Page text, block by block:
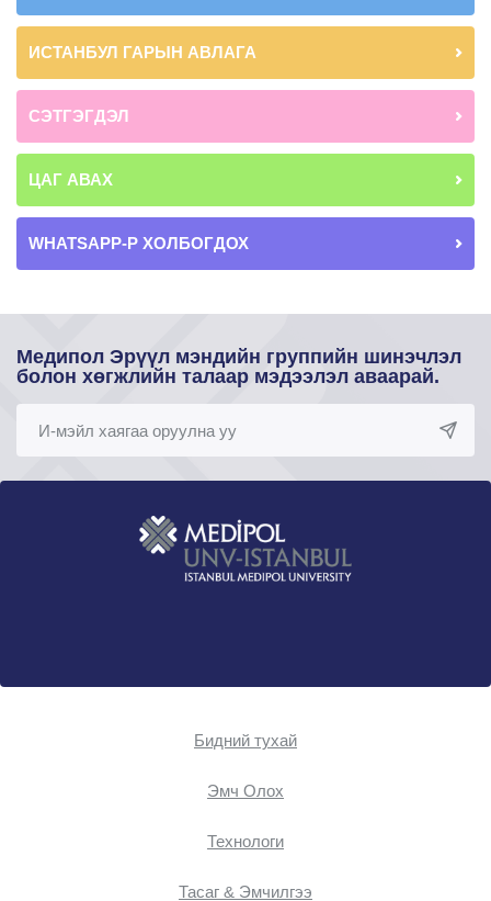
ИСТАНБУЛ ГАРЫН АВЛАГА
СЭТГЭГДЭЛ
ЦАГ АВАХ
WHATSAPP-Р ХОЛБОГДОХ
Медипол Эрүүл мэндийн группийн шинэчлэл
болон хөгжлийн талаар мэдээлэл аваарай.
Бидний тухай
Эмч Oлох
Технологи
Тасаг & Эмчилгээ